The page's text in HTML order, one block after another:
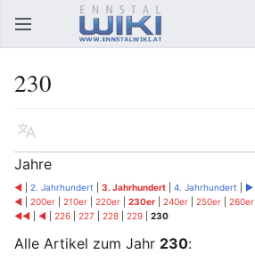
Hauptmenü öffnen
230
Sprache
Jahre
◄ 2. Jahrhundert 3. Jahrhundert 4. Jahrhundert
►
◄
200er 210er 220er 230er 240er 250er 260er
◄◄
◄ 226 227 228 229 230
Alle Artikel zum Jahr 230: